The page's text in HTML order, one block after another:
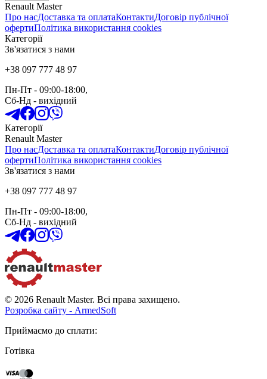
Renault Master
Про насДоставка та оплатаКонтактиДоговір публічної
офертиПолітика використання cookies
Категорії
Зв'язатися з нами
+38 097 777 48 97
Пн-Пт - 09:00-18:00,
Сб-Нд - вихідний
Категорії
Renault Master
Про насДоставка та оплатаКонтактиДоговір публічної
офертиПолітика використання cookies
Зв'язатися з нами
+38 097 777 48 97
Пн-Пт - 09:00-18:00,
Сб-Нд - вихідний
© 2026 Renault Master. Всі права захищено.
Розробка сайту - ArmedSoft
Приймаємо до сплати:
Готівка